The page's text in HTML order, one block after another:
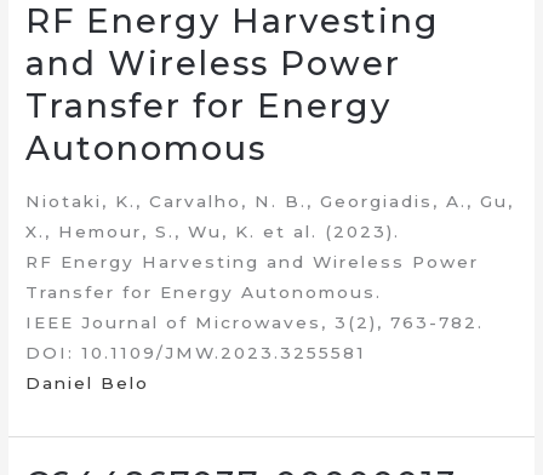
RF Energy Harvesting
and Wireless Power
Transfer for Energy
Autonomous
Niotaki, K., Carvalho, N. B., Georgiadis, A., Gu,
X., Hemour, S., Wu, K. et al. (2023).
RF Energy Harvesting and Wireless Power
Transfer for Energy Autonomous.
IEEE Journal of Microwaves, 3(2), 763-782.
DOI: 10.1109/JMW.2023.3255581
Daniel Belo